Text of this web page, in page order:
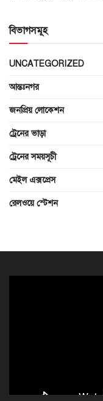
বিভাগসমূহ
UNCATEGORIZED
আন্তঃনগর
জনপ্রিয় লোকেশন
ট্রেনের ভাড়া
ট্রেনের সময়সূচী
মেইল এক্সপ্রেস
রেলওয়ে স্টেশন